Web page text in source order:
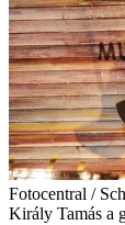
Fotocentral /
Király Tamás a